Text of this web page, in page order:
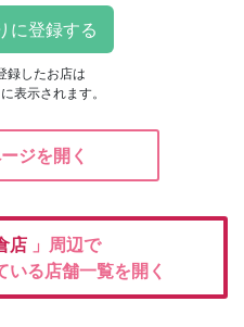
録したお店は
に表示されます。
ジを開く
店 」周辺で
る店舗一覧を開く